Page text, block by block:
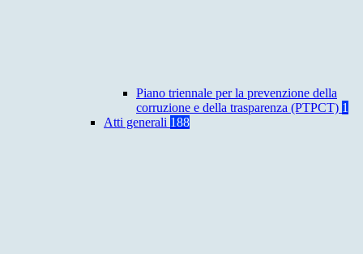
Piano triennale per la prevenzione della
corruzione e della trasparenza (PTPCT) 1
Atti generali 188